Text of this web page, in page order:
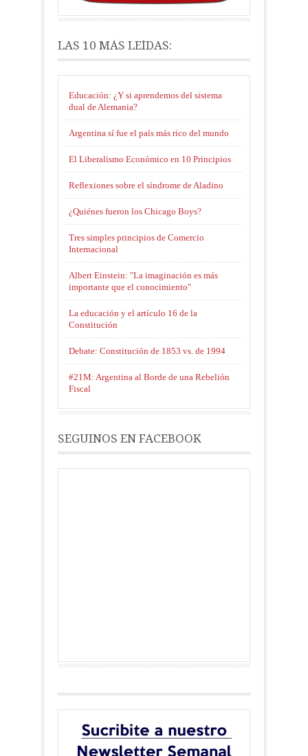
LAS 10 MÁS LEÍDAS:
Educación: ¿Y si aprendemos del sistema
dual de Alemania?
Argentina sí fue el país más rico del mundo
El Liberalismo Económico en 10 Principios
Reflexiones sobre el síndrome de Aladino
¿Quiénes fueron los Chicago Boys?
Tres simples principios de Comercio
Internacional
Albert Einstein: "La imaginación es más
importante que el conocimiento"
La educación y el artículo 16 de la
Constitución
Debate: Constitución de 1853 vs. de 1994
#21M: Argentina al Borde de una Rebelión
Fiscal
SEGUINOS EN FACEBOOK